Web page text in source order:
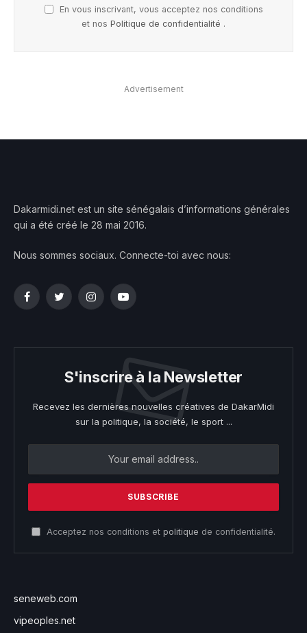
En vous inscrivant, vous acceptez nos conditions
et nos Politique de confidentialité .
Advertisement
Dakarmidi.net est un site sénégalais d’informations générales
qui a été créé le 28 mai 2016.
Nous sommes sociaux. Connecte-toi avec nous:
FacebookTwitterInstagramYouTube
S'inscrire à la Newsletter
Recevez les dernières nouvelles créatives de DakarMidi
sur la politique, la société, le sport ...
Acceptez nos conditions et politique de confidentialité.
seneweb.com
vipeoples.net